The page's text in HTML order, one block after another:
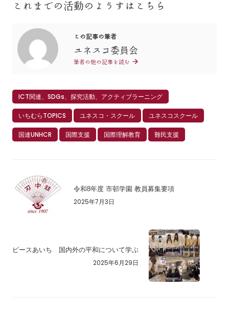
これまでの活動のようすはこちら
この記事の筆者
ユネスコ委員会
筆者の他の記事を読む
ICT関連、SDGs、探究活動、アクティブラーニング
いちむらTOPICS ユネスコ・スクール ユネスコスクール
国連UNHCR 国際支援 国際理解教育 難民支援
令和8年度 市邨学園 教員募集要項
2025年7月3日
ピースあいち 国内外の平和について学ぶ
2025年6月29日